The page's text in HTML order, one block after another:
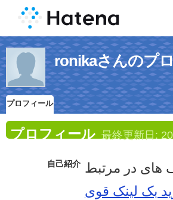
ronikaさんのプ
プロフィール
プロフィール 最終更新日:
自己紹介 های در مرتبط
بک لینک قوی